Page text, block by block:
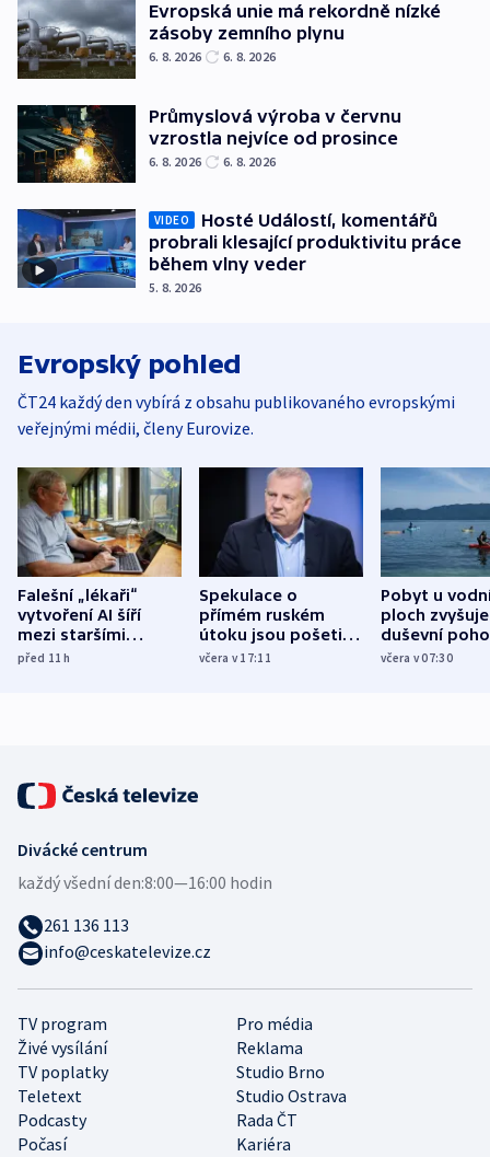
Evropská unie má rekordně nízké
zásoby zemního plynu
6. 8. 2026 6. 8. 2026
Průmyslová výroba v červnu
vzrostla nejvíce od prosince
6. 8. 2026 6. 8. 2026
VIDEO
Hosté Událostí, komentářů
probrali klesající produktivitu práce
během vlny veder
5. 8. 2026
Evropský pohled
ČT24 každý den vybírá z obsahu publikovaného evropskými
veřejnými médii, členy Eurovize.
Falešní „lékaři“
vytvoření AI šíří
mezi staršími
Poláky nebezpečné
před 11h
Spekulace o
přímém ruském
útoku jsou pošetilé,
míní estonský
včera v 17:11
Pobyt u
ploch zvyšuje
duševní
ukázala
včera v 07:30
TV program
Pro média
Živé vysílání
Reklama
TV poplatky
Studio Brno
Teletext
Studio Ostrava
Podcasty
Rada ČT
Počasí
Kariéra
Divácké centrum
každý všední den:8:00—16:00 hodin
261 136 113
info@ceskatelevize.cz